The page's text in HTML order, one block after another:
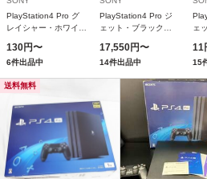
PlayStation4 Pro グ
レイシャー・ホワイト
130円〜
6件出品中
PlayStation4 Pro ジ
ェット・ブラック
17,550円〜
14件出品中
ェ
11
15
送料無料